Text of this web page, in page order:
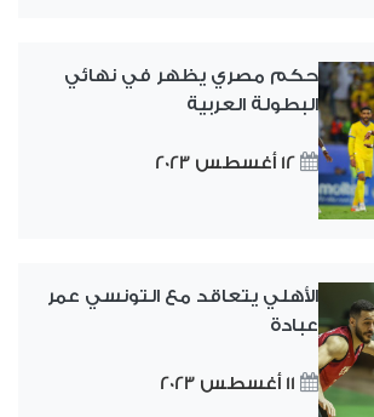
حكم مصري يظهر في نهائي
البطولة العربية
12 أغسطس 2023
الأهلي يتعاقد مع التونسي عمر
عبادة
11 أغسطس 2023